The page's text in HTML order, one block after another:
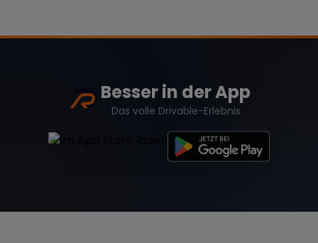
Rolls Royce
Maserati
Besser in der App
Das volle Drivable-Erlebnis